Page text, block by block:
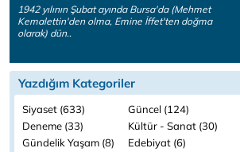
1942 yılının Şubat ayında Bursa'da (Mehmet
Kemalettin'den olma, Emine İffet'ten doğma
olarak) dün..
Yazdığım Kategoriler
Siyaset (633)
Güncel (124)
Deneme (33)
Kültür - Sanat (30)
Gündelik Yaşam (8)
Edebiyat (6)